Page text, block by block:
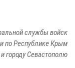
службы войск
по Республике Крым
и городу Севастополю